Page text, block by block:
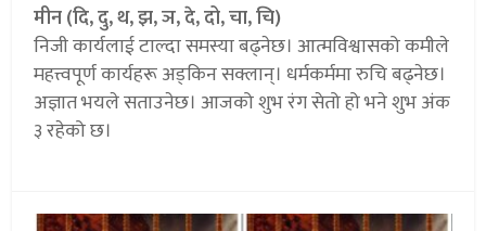
मीन (दि, दु, थ, झ, ञ, दे, दो, चा, चि)
निजी कार्यलाई टाल्दा समस्या बढ्नेछ। आत्मविश्वासको कमीले
महत्त्वपूर्ण कार्यहरू अड्किन सक्लान्। धर्मकर्ममा रुचि बढ्नेछ।
अज्ञात भयले सताउनेछ। आजको शुभ रंग सेतो हो भने शुभ अंक
३ रहेको छ।